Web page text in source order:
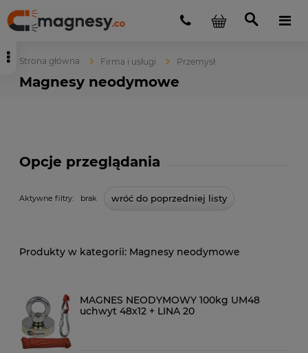
Strona główna Firma i usługi Przemysł
Magnesy neodymowe
Opcje przeglądania
Aktywne filtry: brak wróć do poprzedniej listy
Magnesy neodymowe
MAGNES NEODYMOWY 100kg UM48
uchwyt 48x12 + LINA 20